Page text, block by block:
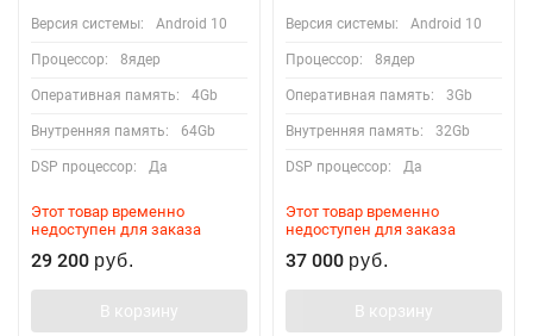
Версия системы: Android 10
Процессор: 8ядер
Оперативная память: 4Gb
Внутренняя память: 64Gb
DSP процессор: Да
Этот товар временно
недоступен для заказа
29 200 руб.
В корзину
Версия системы: Android 10
Процессор: 8ядер
Оперативная память: 3Gb
Внутренняя память: 32Gb
DSP процессор: Да
Этот товар временно
недоступен для заказа
37 000 руб.
В корзину